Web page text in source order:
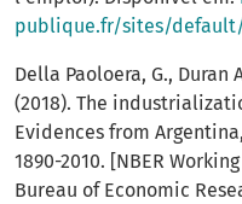
publique.fr/sites/default/
Della Paoloera, G., Duran
(2018). The
Evidences from
1890-2010. [NBER
Bureau of Economic